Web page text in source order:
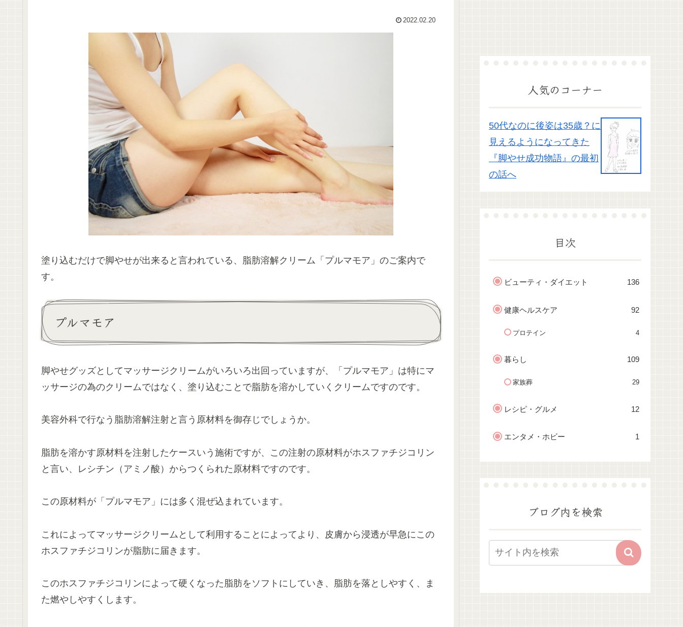
2022.02.20
塗り込むだけで脚やせが出来ると言われている、脂肪溶解クリーム「プルマモア」のご案内で
す。
プルマモア
脚やせグッズとしてマッサージクリームがいろいろ出回っていますが、「プルマモア」は特にマ
ッサージの為のクリームではなく、塗り込むことで脂肪を溶かしていくクリームですのです。
美容外科で行なう脂肪溶解注射と言う原材料を御存じでしょうか。
脂肪を溶かす原材料を注射したケースいう施術ですが、この注射の原材料がホスファチジコリン
と言い、レシチン（アミノ酸）からつくられた原材料ですのです。
この原材料が「プルマモア」には多く混ぜ込まれています。
これによってマッサージクリームとして利用することによってより、皮膚から浸透が早急にこの
ホスファチジコリンが脂肪に届きます。
このホスファチジコリンによって硬くなった脂肪をソフトにしていき、脂肪を落としやすく、ま
た燃やしやすくします。
人気のコーナー
50代なのに後姿は35歳？に
見えるようになってきた
『脚やせ成功物語』の最初
の話へ
目次
ビューティ・ダイエット 136
健康ヘルスケア 92
プロテイン 4
暮らし 109
家族葬 29
レシピ・グルメ 12
エンタメ・ホビー 1
ブログ内を検索